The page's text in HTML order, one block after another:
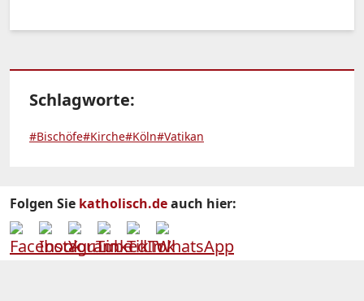
Schlagworte:
#Bischöfe#Kirche#Köln#Vatikan
Folgen Sie katholisch.deauch hier: